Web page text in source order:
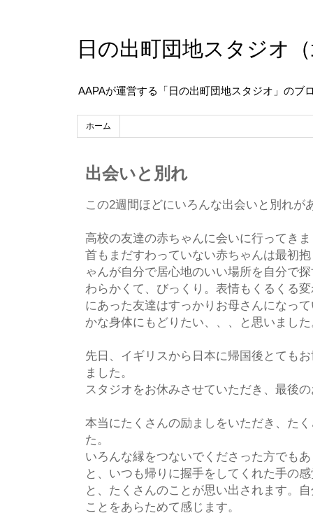
日の出町団地スタジオ
AAPAが運営する「日の出町団地スタジオ」のブ
ホーム
出会いと別れ
この2週間ほどにいろんな出会いと別れが
高校の友達の赤ちゃんに会いに行ってき
首もまだすわっていない赤ちゃんは最初
ゃんが自分で居心地のいい場所を自分で
わらかくて、びっくり。表情もくるくる
にあった友達はすっかりお母さんになっ
かな身体にもどりたい、、、と思いまし
先日、イギリスから日本に帰国後とても
ました。
スタジオをお休みさせていただき、最後
本当にたくさんの励ましをいただき、た
た。
いろんな縁をつないでくださった方でも
と、いつも帰りに握手をしてくれた手の
と、たくさんのことが思い出されます。
ことをあらためて感じます。